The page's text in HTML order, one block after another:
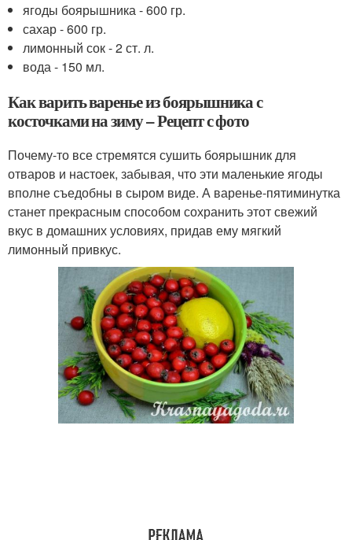
ягоды боярышника - 600 гр.
сахар - 600 гр.
лимонный сок - 2 ст. л.
вода - 150 мл.
Как варить варенье из боярышника с
косточками на зиму – Рецепт с фото
Почему-то все стремятся сушить боярышник для
отваров и настоек, забывая, что эти маленькие ягоды
вполне съедобны в сыром виде. А варенье-пятиминутка
станет прекрасным способом сохранить этот свежий
вкус в домашних условиях, придав ему мягкий
лимонный привкус.